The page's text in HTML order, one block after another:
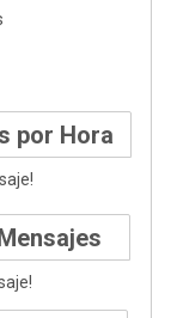
por Hora